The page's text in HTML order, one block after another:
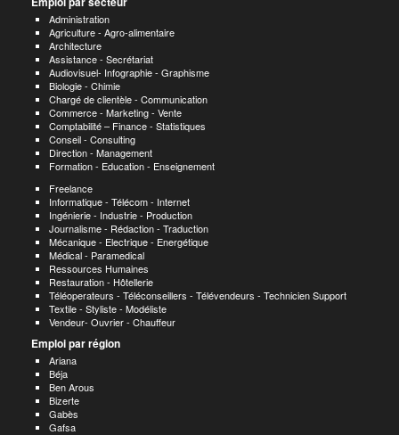
Administration
Agriculture - Agro-alimentaire
Architecture
Assistance - Secrétariat
Audiovisuel- Infographie - Graphisme
Biologie - Chimie
Chargé de clientèle - Communication
Commerce - Marketing - Vente
Comptabilité – Finance - Statistiques
Conseil - Consulting
Direction - Management
Formation - Education - Enseignement
Freelance
Informatique - Télécom - Internet
Ingénierie - Industrie - Production
Journalisme - Rédaction - Traduction
Mécanique - Electrique - Energétique
Médical - Paramedical
Ressources Humaines
Restauration - Hôtellerie
Téléoperateurs - Téléconseillers - Télévendeurs - Technicien Support
Textile - Styliste - Modéliste
Vendeur- Ouvrier - Chauffeur
Emploi par région
Ariana
Béja
Ben Arous
Bizerte
Gabès
Gafsa